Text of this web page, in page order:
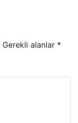
Gerekli alanlar *